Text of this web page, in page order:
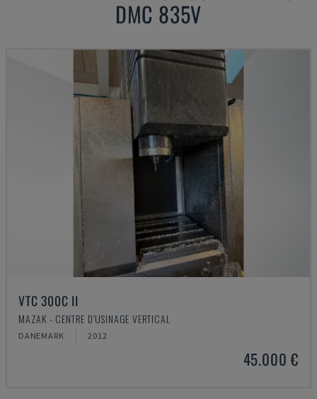
DMC 835V
VTC 300C II
MAZAK - CENTRE D'USINAGE VERTICAL
DANEMARK 2012
45.000 €